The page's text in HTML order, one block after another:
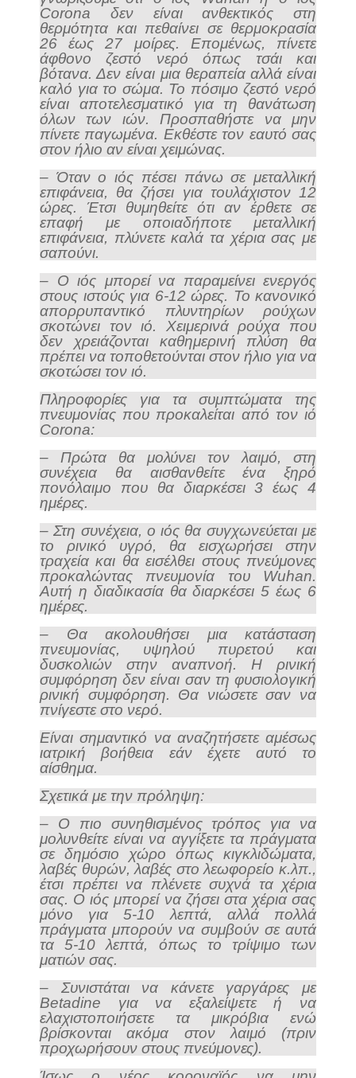
Corona δεν είναι ανθεκτικός στη
θερμότητα και πεθαίνει σε θερμοκρασία
26 έως 27 μοίρες. Επομένως, πίνετε
άφθονο ζεστό νερό όπως τσάι και
βότανα. Δεν είναι μια θεραπεία αλλά είναι
καλό για το σώμα. Το πόσιμο ζεστό νερό
είναι αποτελεσματικό για τη θανάτωση
όλων των ιών. Προσπαθήστε να μην
πίνετε παγωμένα. Εκθέστε τον εαυτό σας
στον ήλιο αν είναι χειμώνας.
– Όταν ο ιός πέσει πάνω σε μεταλλική
επιφάνεια, θα ζήσει για τουλάχιστον 12
ώρες. Έτσι θυμηθείτε ότι αν έρθετε σε
επαφή με οποιαδήποτε μεταλλική
επιφάνεια, πλύνετε καλά τα χέρια σας με
σαπούνι.
– Ο ιός μπορεί να παραμείνει ενεργός
στους ιστούς για 6-12 ώρες. Το κανονικό
απορρυπαντικό πλυντηρίων ρούχων
σκοτώνει τον ιό. Χειμερινά ρούχα που
δεν χρειάζονται καθημερινή πλύση θα
πρέπει να τοποθετούνται στον ήλιο για να
σκοτώσει τον ιό.
Πληροφορίες για τα συμπτώματα της
πνευμονίας που προκαλείται από τον ιό
Corona:
– Πρώτα θα μολύνει τον λαιμό, στη
συνέχεια θα αισθανθείτε ένα ξηρό
πονόλαιμο που θα διαρκέσει 3 έως 4
ημέρες.
– Στη συνέχεια, ο ιός θα συγχωνεύεται με
το ρινικό υγρό, θα εισχωρήσει στην
τραχεία και θα εισέλθει στους πνεύμονες
προκαλώντας πνευμονία του Wuhan.
Αυτή η διαδικασία θα διαρκέσει 5 έως 6
ημέρες.
– Θα ακολουθήσει μια κατάσταση
πνευμονίας, υψηλού πυρετού και
δυσκολιών στην αναπνοή. Η ρινική
συμφόρηση δεν είναι σαν τη φυσιολογική
ρινική συμφόρηση. Θα νιώσετε σαν να
πνίγεστε στο νερό.
Είναι σημαντικό να αναζητήσετε αμέσως
ιατρική βοήθεια εάν έχετε αυτό το
αίσθημα.
Σχετικά με την πρόληψη:
– Ο πιο συνηθισμένος τρόπος για να
μολυνθείτε είναι να αγγίξετε τα πράγματα
σε δημόσιο χώρο όπως κιγκλιδώματα,
λαβές θυρών, λαβές στο λεωφορείο κ.λπ.,
έτσι πρέπει να πλένετε συχνά τα χέρια
σας. Ο ιός μπορεί να ζήσει στα χέρια σας
μόνο για 5-10 λεπτά, αλλά πολλά
πράγματα μπορούν να συμβούν σε αυτά
τα 5-10 λεπτά, όπως το τρίψιμο των
ματιών σας.
– Συνιστάται να κάνετε γαργάρες με
Betadine για να εξαλείψετε ή να
ελαχιστοποιήσετε τα μικρόβια ενώ
βρίσκονται ακόμα στον λαιμό (πριν
προχωρήσουν στους πνεύμονες).